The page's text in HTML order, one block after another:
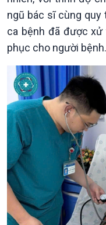
360 độ Sức khỏe
Chuyển đổi Xanh
Tài nguyên và Môi
Chuyên gia của bạn
Xã hội chuyển động
Bước chân đến trường
ngũ bác sĩ cùng quy
ca bệnh đã được
phục cho người bệnh.